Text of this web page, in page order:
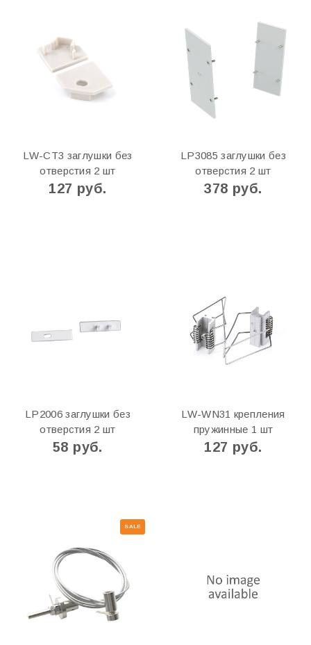
LW-СT3 заглушки без
отверстия 2 шт
127 руб.
LP3085 заглушки без
отверстия 2 шт
378 руб.
LP2006 заглушки без
отверстия 2 шт
58 руб.
LW-WN31 крепления
пружинные 1 шт
127 руб.
SALE